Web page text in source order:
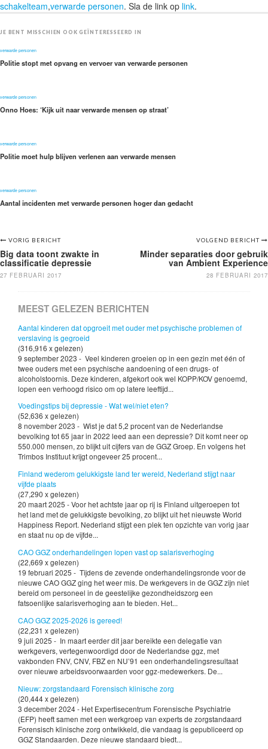
schakelteam,verwarde personen. Sla de link op link.
JE BENT MISSCHIEN OOK GEÏNTERESSEERD IN
verwarde personen
Politie stopt met opvang en vervoer van verwarde personen
verwarde personen
Onno Hoes: ‘Kijk uit naar verwarde mensen op straat’
verwarde personen
Politie moet hulp blijven verlenen aan verwarde mensen
verwarde personen
Aantal incidenten met verwarde personen hoger dan gedacht
Bericht
navigatie
VOLGEND BERICHT
Minder separaties door gebruik
van Ambient Experience
28 FEBRUARI 2017
VORIG BERICHT
Big data toont zwakte in
classificatie depressie
27 FEBRUARI 2017
MEEST GELEZEN BERICHTEN
Aantal kinderen dat opgroeit met ouder met psychische problemen of
verslaving is gegroeid
(316,916 x gelezen)
9 september 2023 - Veel kinderen groeien op in een gezin met één of
twee ouders met een psychische aandoening of een drugs- of
alcoholstoornis. Deze kinderen, afgekort ook wel KOPP/KOV genoemd,
lopen een verhoogd risico om op latere leeftijd...
Voedingstips bij depressie - Wat wel/niet eten?
(52,636 x gelezen)
8 november 2023 - Wist je dat 5,2 procent van de Nederlandse
bevolking tot 65 jaar in 2022 leed aan een depressie? Dit komt neer op
550.000 mensen, zo blijkt uit cijfers van de GGZ Groep. En volgens het
Trimbos Instituut krijgt ongeveer 25 procent...
Finland wederom gelukkigste land ter wereld, Nederland stijgt naar
vijfde plaats
(27,290 x gelezen)
20 maart 2025 - Voor het achtste jaar op rij is Finland uitgeroepen tot
het land met de gelukkigste bevolking, zo blijkt uit het nieuwste World
Happiness Report. Nederland stijgt een plek ten opzichte van vorig jaar
en staat nu op de vijfde...
CAO GGZ onderhandelingen lopen vast op salarisverhoging
(22,669 x gelezen)
19 februari 2025 - Tijdens de zevende onderhandelingsronde voor de
nieuwe CAO GGZ ging het weer mis. De werkgevers in de GGZ zijn niet
bereid om personeel in de geestelijke gezondheidszorg een
fatsoenlijke salarisverhoging aan te bieden. Het...
CAO GGZ 2025-2026 is gereed!
(22,231 x gelezen)
9 juli 2025 - In maart eerder dit jaar bereikte een delegatie van
werkgevers, vertegenwoordigd door de Nederlandse ggz, met
vakbonden FNV, CNV, FBZ en NU’91 een onderhandelingsresultaat
over nieuwe arbeidsvoorwaarden voor ggz-medewerkers. De...
Nieuw: zorgstandaard Forensisch klinische zorg
(20,444 x gelezen)
3 december 2024 - Het Expertisecentrum Forensische Psychiatrie
(EFP) heeft samen met een werkgroep van experts de zorgstandaard
Forensisch klinische zorg ontwikkeld, die vandaag is gepubliceerd op
GGZ Standaarden. Deze nieuwe standaard biedt...